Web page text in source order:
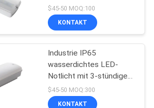
aufladbare
73
Notlicht mit 3 Stunden
Sicherung und
Kunststoffkonstruktion
$45-50 MOQ:100
KONTAKT
Industrie IP65
wasserdichtes LED-
Notlicht mit 3-stündigem
Backup und Ni-Cd-
Batterie
$45-50 MOQ:300
KONTAKT